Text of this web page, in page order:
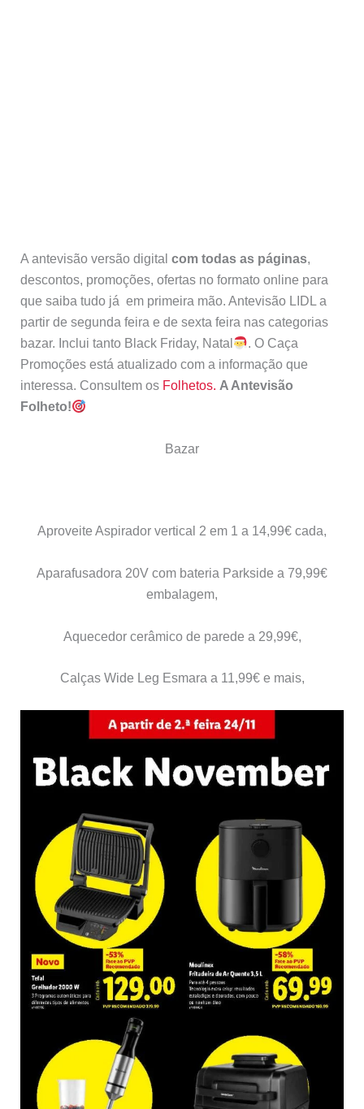
A antevisão versão digital com todas as páginas,
descontos, promoções, ofertas no formato online para
que saiba tudo já em primeira mão. Antevisão LIDL a
partir de segunda feira e de sexta feira nas categorias
bazar. Inclui tanto Black Friday, Natal
. O Caça
Promoções está atualizado com a informação que
interessa. Consultem os Folhetos. A Antevisão
Folheto!
Bazar
Aproveite Aspirador vertical 2 em 1 a 14,99€ cada,
Aparafusadora 20V com bateria Parkside a 79,99€
embalagem,
Aquecedor cerâmico de parede a 29,99€,
Calças Wide Leg Esmara a 11,99€ e mais,